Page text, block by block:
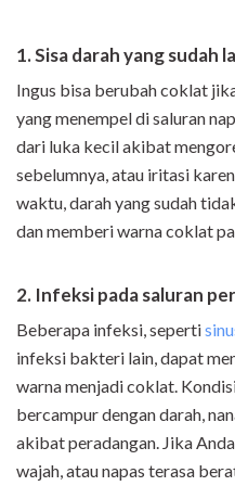
1. Sisa darah yang sudah
Ingus bisa berubah coklat
yang menempel di saluran
dari luka kecil akibat
sebelumnya, atau iritasi
waktu, darah yang sudah
dan memberi warna coklat
2. Infeksi pada saluran
Beberapa infeksi, seperti
infeksi bakteri lain, dapat
warna menjadi coklat.
bercampur dengan darah,
akibat peradangan. Jika
wajah, atau napas terasa